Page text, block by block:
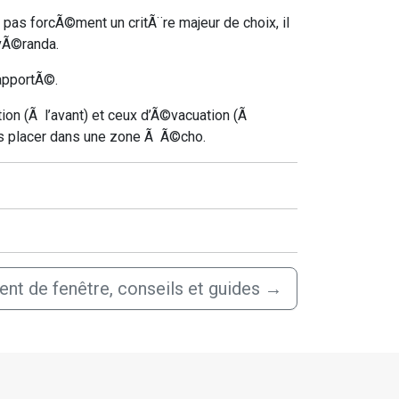
forcÃ©ment un critÃ¨re majeur de choix, il
(Ã l’avant) et ceux d’Ã©vacuation (Ã
placer dans une zone Ã Ã©cho.
de fenêtre, conseils et guides →